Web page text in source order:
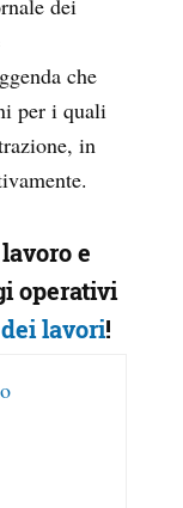
dei
che
per i quali
in
e
operativi
lavori!